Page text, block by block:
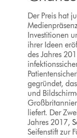
Der Preis hat
Investitionen
ihrer Ideen
des Jahres
gegründet,
und
liefert. Der
Jahres 2017,
Seifenstift zur